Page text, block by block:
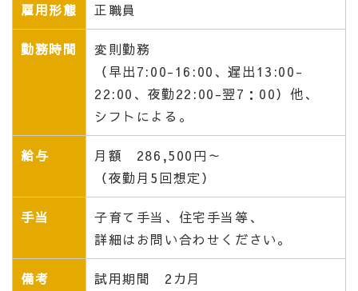
雇用形態 正職員
勤務時間
変則勤務
（早出7:00-16:00、遅出13:00-
22:00、夜勤22:00-翌7：00）他、
シフトによる。
給与
月額 286,500円～
（夜勤月5回想定）
手当
子育て手当、住宅手当等、
詳細はお問い合わせください。
備考
試用期間 2カ月